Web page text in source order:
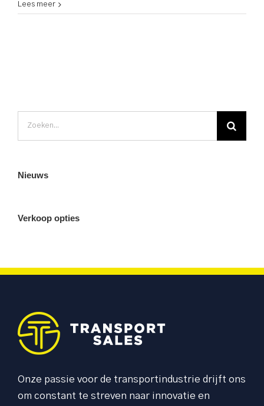
Lees meer
Nieuws
Verkoop opties
Onze passie voor de transportindustrie drijft ons
om constant te streven naar innovatie en